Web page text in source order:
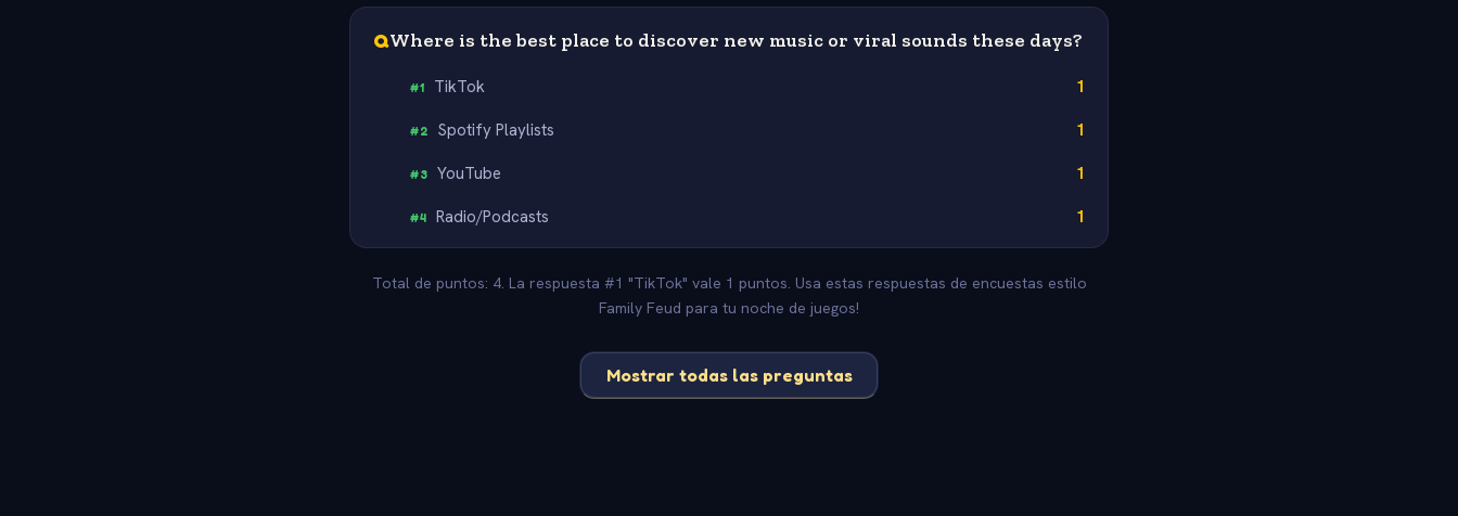
QWhere is the best place to discover new music or viral sounds these days?
#1 TikTok 1
#2 Spotify Playlists 1
#3 YouTube 1
#4 Radio/Podcasts 1
Total de puntos: 4. La respuesta #1 "TikTok" vale 1 puntos. Usa estas respuestas de encuestas estilo
Family Feud para tu noche de juegos!
Mostrar todas las preguntas